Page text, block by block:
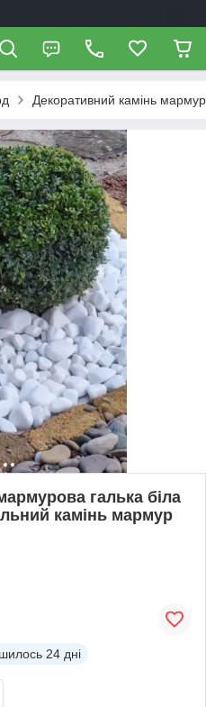
Декоративний камінь
галька біла
камінь мармур
24 дні